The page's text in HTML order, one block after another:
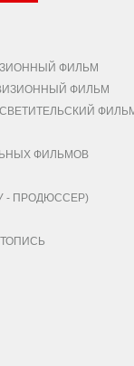
ФИЛЬМ
ФИЛЬМ
ФИЛЬМОВ
- ПРОДЮССЕР)